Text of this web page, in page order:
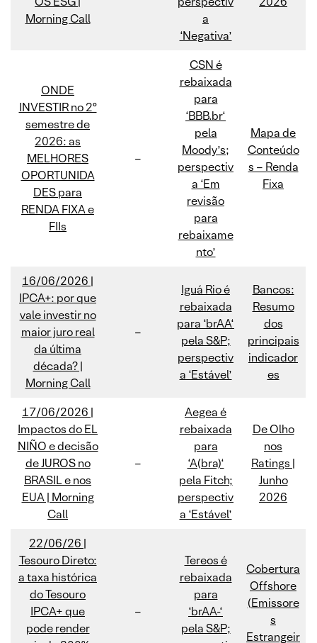
Morning Call
a
‘Negativa’
ONDE
INVESTIR no 2º
semestre de
2026: as
MELHORES
OPORTUNIDA
DES para
RENDA FIXA e
FIIs
–
CSN é
rebaixada
para
‘BBB.br‘
pela
Moody’s;
perspectiv
a ‘Em
revisão
para
rebaixame
nto’
Mapa de
Conteúdo
s – Renda
Fixa
16/06/2026 |
IPCA+: por que
vale investir no
maior juro real
da última
década? |
Morning Call
–
Iguá Rio é
rebaixada
para ‘brAA‘
pela S&P;
perspectiv
a ‘Estável’
Bancos:
Resumo
dos
principais
indicador
es
17/06/2026 |
Impactos do EL
NIÑO e decisão
de JUROS no
BRASIL e nos
EUA | Morning
Call
–
Aegea é
rebaixada
para
‘A(bra)‘
pela Fitch;
perspectiv
a ‘Estável’
De Olho
nos
Ratings |
Junho
2026
22/06/26 |
Tesouro Direto:
a taxa histórica
do Tesouro
IPCA+ que
pode render
–
Tereos é
rebaixada
para
‘brAA-‘
pela S&P;
Cobertura
Offshore
(Emissore
s
Estrangeir